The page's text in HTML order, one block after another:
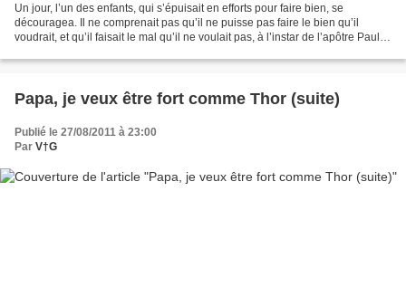
Un jour, l’un des enfants, qui s’épuisait en efforts pour faire bien, se
découragea. Il ne comprenait pas qu’il ne puisse pas faire le bien qu’il
voudrait, et qu’il faisait le mal qu’il ne voulait pas, à l’instar de l’apôtre Paul
Papa, je veux être fort comme Thor (suite)
Publié le 27/08/2011 à 23:00
Par V†G